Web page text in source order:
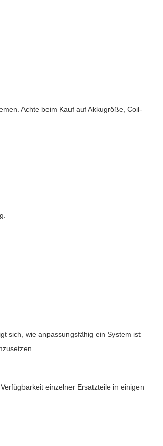
Achte beim Kauf auf Akkugröße, Coil-
sich, wie anpassungsfähig ein System ist
einzelner Ersatzteile in einigen